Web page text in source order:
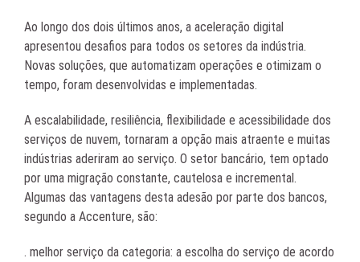
Ao longo dos dois últimos anos, a aceleração digital
apresentou desafios para todos os setores da indústria.
Novas soluções, que automatizam operações e otimizam o
tempo, foram desenvolvidas e implementadas.
A escalabilidade, resiliência, flexibilidade e acessibilidade dos
serviços de nuvem, tornaram a opção mais atraente e muitas
indústrias aderiram ao serviço. O setor bancário, tem optado
por uma migração constante, cautelosa e incremental.
Algumas das vantagens desta adesão por parte dos bancos,
segundo a Accenture, são:
. melhor serviço da categoria: a escolha do serviço de acordo